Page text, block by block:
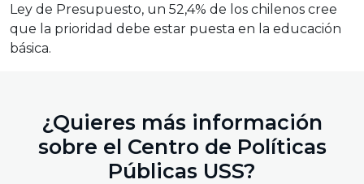
Ley de Presupuesto, un 52,4% de los chilenos cree
que la prioridad debe estar puesta en la educación
básica.
¿Quieres más información
sobre el Centro de Políticas
Públicas USS?